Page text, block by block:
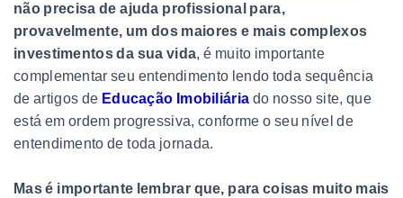
não precisa de ajuda profissional para,
provavelmente, um dos maiores e mais complexos
investimentos da sua vida, é muito importante
complementar seu entendimento lendo toda sequência
de artigos de Educação Imobiliária do nosso site, que
está em ordem progressiva, conforme o seu nível de
entendimento de toda jornada.
Mas é importante lembrar que, para coisas muito mais